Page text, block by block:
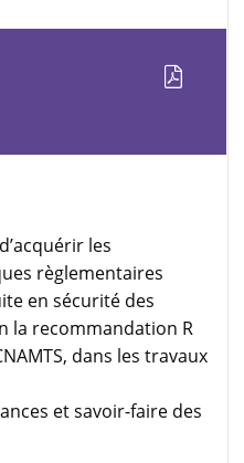
les
règlementaires
en sécurité des
la recommandation R
dans les travaux
et savoir-faire des